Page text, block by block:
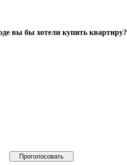
вы бы хотели купить квартиру?